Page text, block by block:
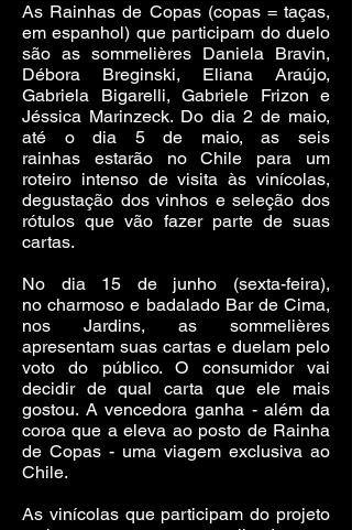
As Rainhas de Copas (copas = taças,
em espanhol) que participam do duelo
são as sommelières Daniela Bravin,
Débora Breginski, Eliana Araújo,
Gabriela Bigarelli, Gabriele Frizon e
Jéssica Marinzeck. Do dia 2 de maio,
até o dia 5 de maio, as seis
rainhas estarão no Chile para um
roteiro intenso de visita às vinícolas,
degustação dos vinhos e seleção dos
rótulos que vão fazer parte de suas
cartas.
No dia 15 de junho (sexta-feira),
no charmoso e badalado Bar de Cima,
nos Jardins, as sommelières
apresentam suas cartas e duelam pelo
voto do público. O consumidor vai
decidir de qual carta que ele mais
gostou. A vencedora ganha - além da
coroa que a eleva ao posto de Rainha
de Copas - uma viagem exclusiva ao
Chile.
As vinícolas que participam do projeto